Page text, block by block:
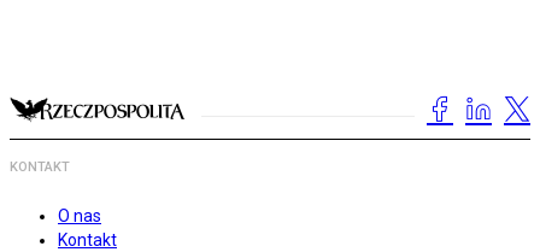
KONTAKT
O nas
Kontakt